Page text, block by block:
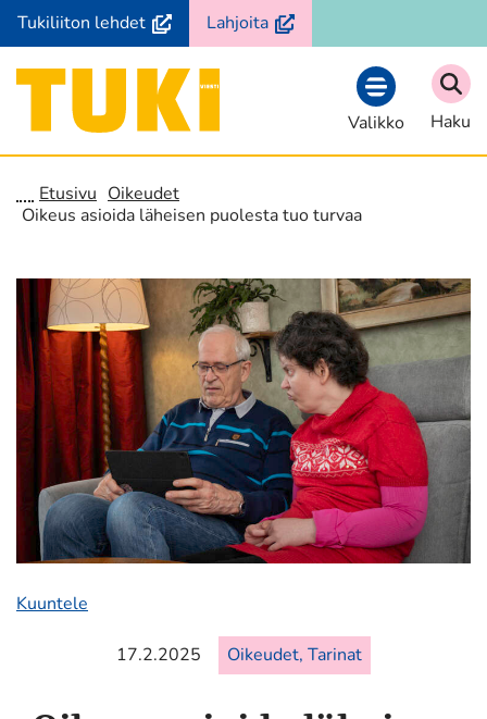
Siirry
sisältöön
Tukiliiton lehdet(avautuu
uuteen
ikkunaan,
siirryt
toiseen
Lahjoita(avautuu
uuteen
Etusivu
Valikko
Haku
Etusivu Oikeudet
Oikeus asioida läheisen puolesta tuo turvaa
Kuuntele
17.2.2025 Oikeudet, Tarinat